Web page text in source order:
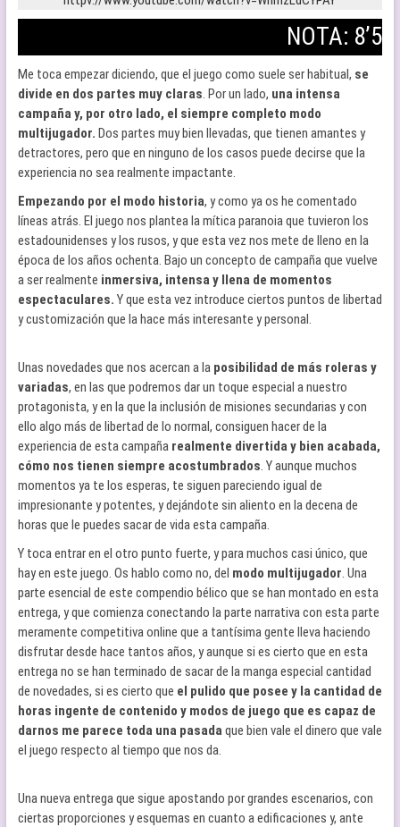
NOTA: 8’5
Me toca empezar diciendo, que el juego como suele ser habitual, se
divide en dos partes muy claras. Por un lado, una intensa
campaña y, por otro lado, el siempre completo modo
multijugador. Dos partes muy bien llevadas, que tienen amantes y
detractores, pero que en ninguno de los casos puede decirse que la
experiencia no sea realmente impactante.
Empezando por el modo historia, y como ya os he comentado
líneas atrás. El juego nos plantea la mítica paranoia que tuvieron los
estadounidenses y los rusos, y que esta vez nos mete de lleno en la
época de los años ochenta. Bajo un concepto de campaña que vuelve
a ser realmente inmersiva, intensa y llena de momentos
espectaculares. Y que esta vez introduce ciertos puntos de libertad
y customización que la hace más interesante y personal.
Unas novedades que nos acercan a la posibilidad de más roleras y
variadas, en las que podremos dar un toque especial a nuestro
protagonista, y en la que la inclusión de misiones secundarias y con
ello algo más de libertad de lo normal, consiguen hacer de la
experiencia de esta campaña realmente divertida y bien acabada,
cómo nos tienen siempre acostumbrados. Y aunque muchos
momentos ya te los esperas, te siguen pareciendo igual de
impresionante y potentes, y dejándote sin aliento en la decena de
horas que le puedes sacar de vida esta campaña.
Y toca entrar en el otro punto fuerte, y para muchos casi único, que
hay en este juego. Os hablo como no, del modo multijugador. Una
parte esencial de este compendio bélico que se han montado en esta
entrega, y que comienza conectando la parte narrativa con esta parte
meramente competitiva online que a tantísima gente lleva haciendo
disfrutar desde hace tantos años, y aunque si es cierto que en esta
entrega no se han terminado de sacar de la manga especial cantidad
de novedades, si es cierto que el pulido que posee y la cantidad de
horas ingente de contenido y modos de juego que es capaz de
darnos me parece toda una pasadaque bien vale el dinero que vale
el juego respecto al tiempo que nos da.
Una nueva entrega que sigue apostando por grandes escenarios, con
ciertas proporciones y esquemas en cuanto a edificaciones y, ante